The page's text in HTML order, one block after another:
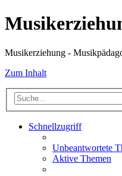
Musikerziehung -
Zum Inhalt
Schnellzugriff
Unbeantwortete
Aktive Themen